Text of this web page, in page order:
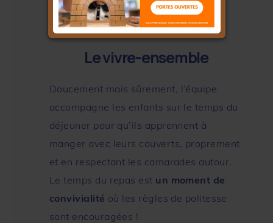
Le vivre-ensemble
Doucement mais sûrement, l’équipe
accompagne les enfants sur le temps du
déjeuner pour qu’ils apprennent à
manger avec leurs couverts, proprement
et en respectant les camarades autour.
Le temps du repas est un moment de
convivialité où les règles de politesse
sont encouragées !